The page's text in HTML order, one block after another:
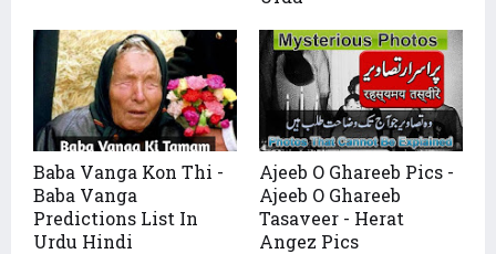
Baba Vanga Kon Thi -
Baba Vanga
Predictions List In
Urdu Hindi
Ajeeb O Ghareeb Pics -
Ajeeb O Ghareeb
Tasaveer - Herat
Angez Pics